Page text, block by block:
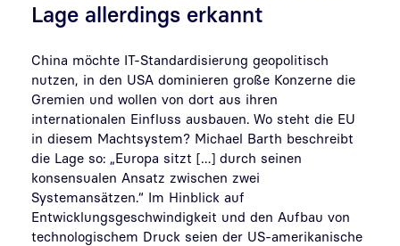
Lage allerdings erkannt
China möchte IT-Standardisierung geopolitisch
nutzen, in den USA dominieren große Konzerne die
Gremien und wollen von dort aus ihren
internationalen Einfluss ausbauen. Wo steht die EU
in diesem Machtsystem? Michael Barth beschreibt
die Lage so: „Europa sitzt […] durch seinen
konsensualen Ansatz zwischen zwei
Systemansätzen.“ Im Hinblick auf
Entwicklungsgeschwindigkeit und den Aufbau von
technologischem Druck seien der US-amerikanische